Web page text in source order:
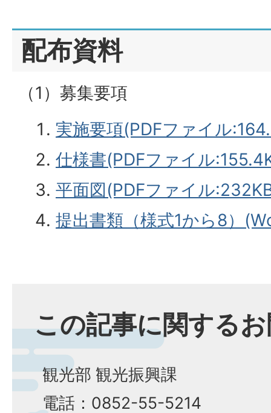
配布資料
（1）募集要項
実施要項(PDFファイル
仕様書(PDFファイル
平面図(PDFファイル
提出書類（様式1から8）
この記事に関する
観光部 観光振興課
電話：0852-55-5214